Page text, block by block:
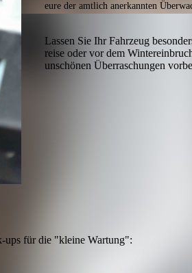
eure der amtlich anerkannten
Lassen Sie Ihr Fahrzeug
reise oder vor dem
unschönen Über­raschungen
ups für die "kleine Wartung":